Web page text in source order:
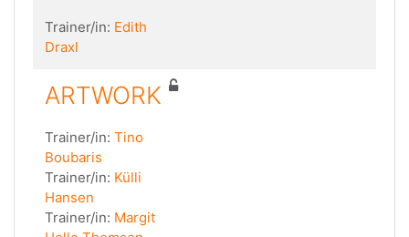
Trainer/in: Edith
Draxl
ARTWORK
Trainer/in: Tino
Boubaris
Trainer/in: Külli
Hansen
Trainer/in: Margit